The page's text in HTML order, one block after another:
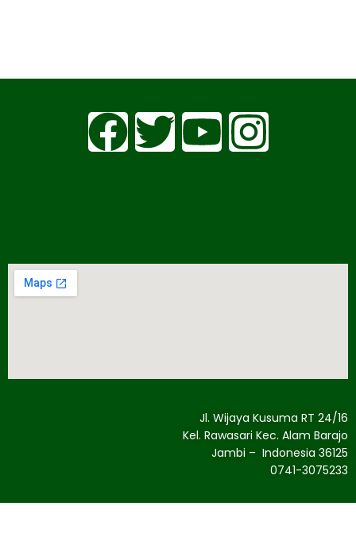
Jl. Wijaya Kusuma RT 24/16
Kel. Rawasari Kec. Alam Barajo
Jambi – Indonesia 36125
0741-3075233